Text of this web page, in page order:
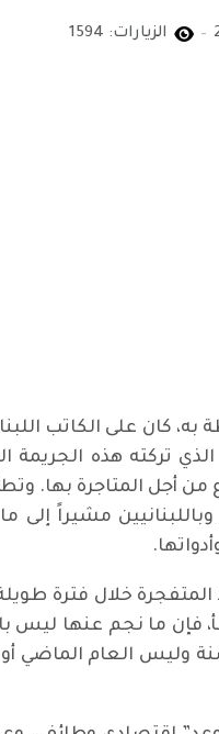
الزيارات: 1594
به، كان على الكاتب
تركته هذه الجريمة
أجل المتاجرة بها.
مشيراً إلى
خلال فترة
فإن ما نجم عنها ليس
وليس العام الماضي